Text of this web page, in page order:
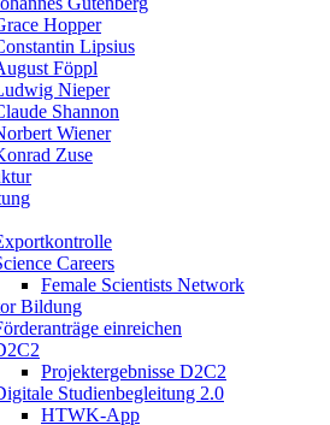
Hopper
Lipsius
Föppl
Nieper
Shannon
Wiener
Zuse
Careers
Female Scientists Network
Bildung
einreichen
Projektergebnisse D2C2
Studienbegleitung 2.0
HTWK-App